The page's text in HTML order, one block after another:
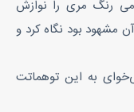
رنگ مری را نوازش
مشهود بود نگاه کرد و
به این توهماتت